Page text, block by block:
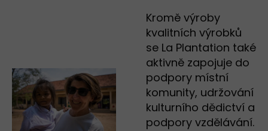
Kromě výroby
kvalitních výrobků
se La Plantation také
aktivně zapojuje do
podpory místní
komunity, udržování
kulturního dědictví a
podpory vzdělávání.